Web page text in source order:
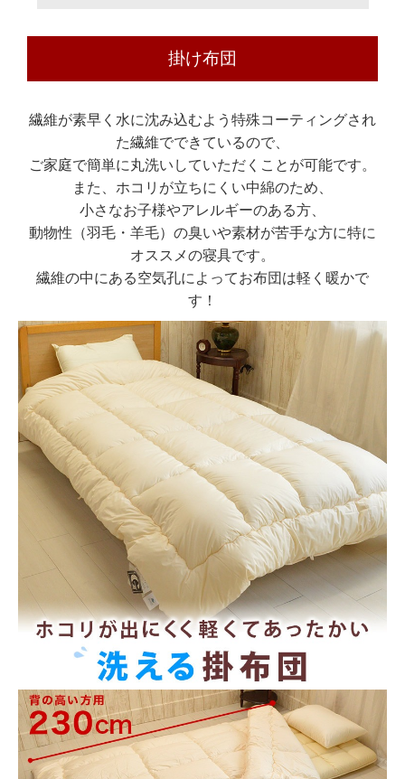
掛け布団
繊維が素早く水に沈み込むよう特殊コーティングされ
た繊維でできているので、
ご家庭で簡単に丸洗いしていただくことが可能です。
また、ホコリが立ちにくい中綿のため、
小さなお子様やアレルギーのある方、
動物性（羽毛・羊毛）の臭いや素材が苦手な方に特に
オススメの寝具です。
繊維の中にある空気孔によってお布団は軽く暖かで
す！